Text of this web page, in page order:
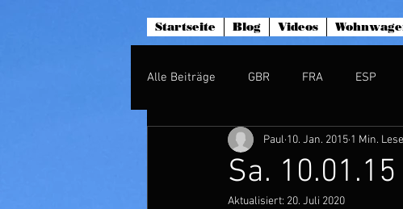
Startseite Blog Videos
Alle Beiträge GBR FRA ESP
Sa.
Paul 10. Jan. 2015 1 Min.
Aktualisiert: 20. Juli 2020